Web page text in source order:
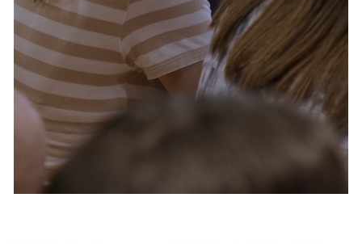
Servizi e accessibilità
Contatti
FAQ
Biglietti